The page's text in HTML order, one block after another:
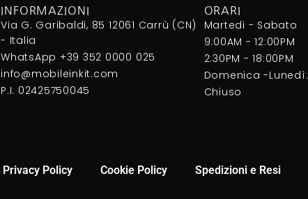
INFORMAZIONI
Via G. Garibaldi, 85 12061 Carrù (CN)
- Italia
WhatsApp +39 352 0000 025
info@mobileinkit.com
P.I. 02425750045
ORARI
Martedi - Sabato
9:00AM - 12:00PM
2:30PM - 18:00PM
Domenica -Lunedì:
Chiuso
Privacy Policy Cookie Policy Spedizioni e Resi